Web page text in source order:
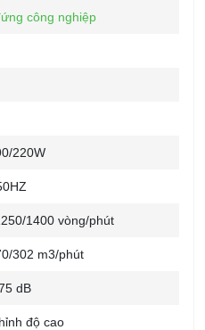
công nghiệp
220W
1400 vòng/phút
302 m3/phút
dB
độ cao